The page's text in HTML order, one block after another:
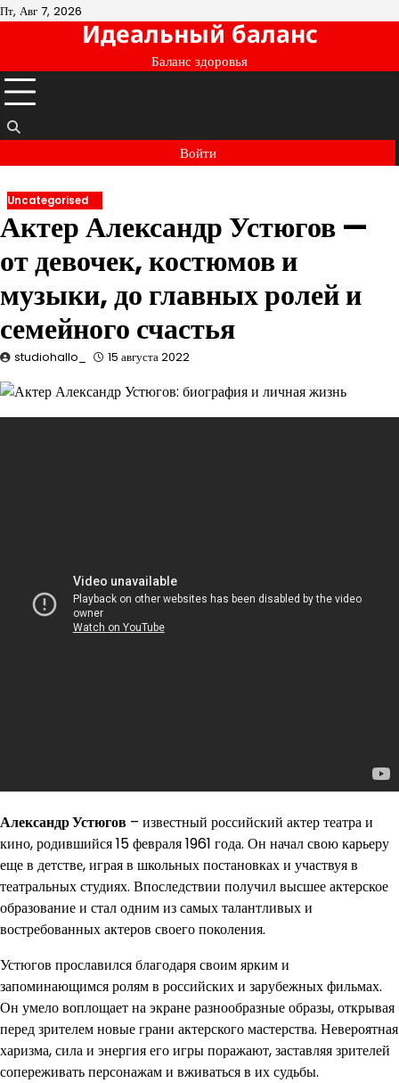
Перейти
Пт, Авг 7, 2026
Идеальный баланс
Баланс здоровья
Войти
Uncategorised
Актер Александр Устюгов —
от девочек, костюмов и
музыки, до главных ролей и
семейного счастья
studiohallo_ 15 августа 2022
Александр Устюгов – известный российский актер театра и
кино, родившийся 15 февраля 1961 года. Он начал свою карьеру
еще в детстве, играя в школьных постановках и участвуя в
театральных студиях. Впоследствии получил высшее актерское
образование и стал одним из самых талантливых и
востребованных актеров своего поколения.
Устюгов прославился благодаря своим ярким и
запоминающимся ролям в российских и зарубежных фильмах.
Он умело воплощает на экране разнообразные образы, открывая
перед зрителем новые грани актерского мастерства. Невероятная
харизма, сила и энергия его игры поражают, заставляя зрителей
сопереживать персонажам и вживаться в их судьбы.